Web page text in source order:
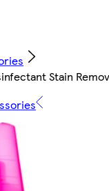
Stain